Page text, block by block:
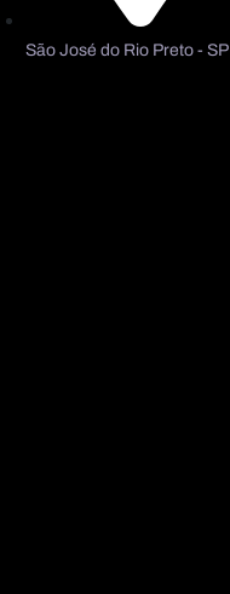
São José do Rio Preto - SP